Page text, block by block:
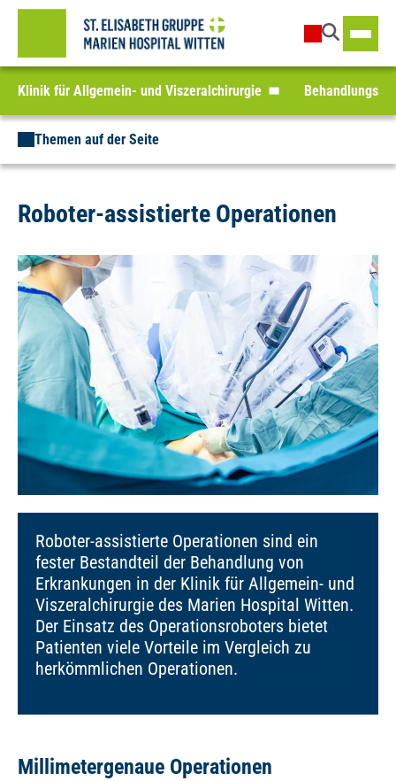
Klinik für Allgemein- und Viszeralchirurgie
Themen auf der Seite
Roboter-assistierte Operationen
Roboter-assistierte Operationen sind ein
fester Bestandteil der Behandlung von
Erkrankungen in der Klinik für Allgemein- und
Viszeralchirurgie des Marien Hospital Witten.
Der Einsatz des Operationsroboters bietet
Patienten viele Vorteile im Vergleich zu
herkömmlichen Operationen.
Millimetergenaue Operationen